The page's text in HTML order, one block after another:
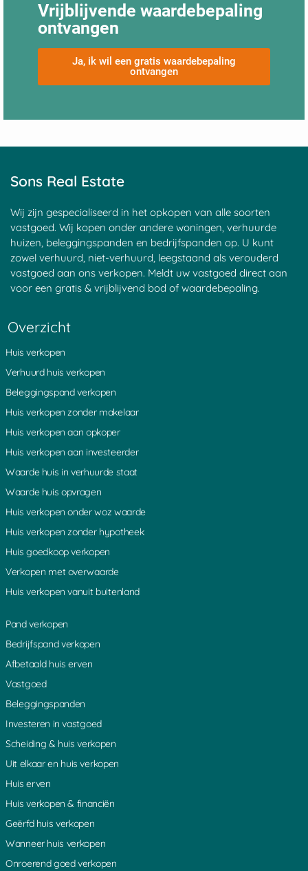
Vrijblijvende waardebepaling
ontvangen
Ja, ik wil een gratis waardebepaling
ontvangen
Sons Real Estate
Wij zijn gespecialiseerd in het opkopen van alle soorten
vastgoed. Wij kopen onder andere woningen, verhuurde
huizen, beleggingspanden en bedrijfspanden op. U kunt
zowel verhuurd, niet-verhuurd, leegstaand als verouderd
vastgoed aan ons verkopen. Meldt uw vastgoed direct aan
voor een gratis & vrijblijvend bod of waardebepaling.
Overzicht
Huis verkopen
Verhuurd huis verkopen
Beleggingspand verkopen
Huis verkopen zonder makelaar
Huis verkopen aan opkoper
Huis verkopen aan investeerder
Waarde huis in verhuurde staat
Waarde huis opvragen
Huis verkopen onder woz waarde
Huis verkopen zonder hypotheek
Huis goedkoop verkopen
Verkopen met overwaarde
Huis verkopen vanuit buitenland
Pand verkopen
Bedrijfspand verkopen
Afbetaald huis erven
Vastgoed
Beleggingspanden
Investeren in vastgoed
Scheiding & huis verkopen
Uit elkaar en huis verkopen
Huis erven
Huis verkopen & financiën
Geërfd huis verkopen
Wanneer huis verkopen
Onroerend goed verkopen